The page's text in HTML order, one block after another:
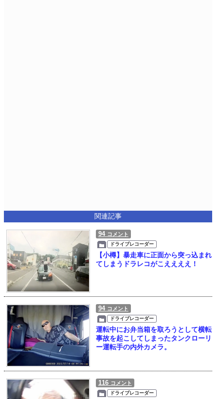
関連記事
94 コメント
ドライブレコーダー
【小樽】暴走車に正面から突っ込まれ
てしまうドラレコがこええええ！
94 コメント
ドライブレコーダー
運転中にお弁当箱を取ろうとして横転
事故を起こしてしまったタンクローリ
ー運転手の内外カメラ。
116 コメント
ドライブレコーダー